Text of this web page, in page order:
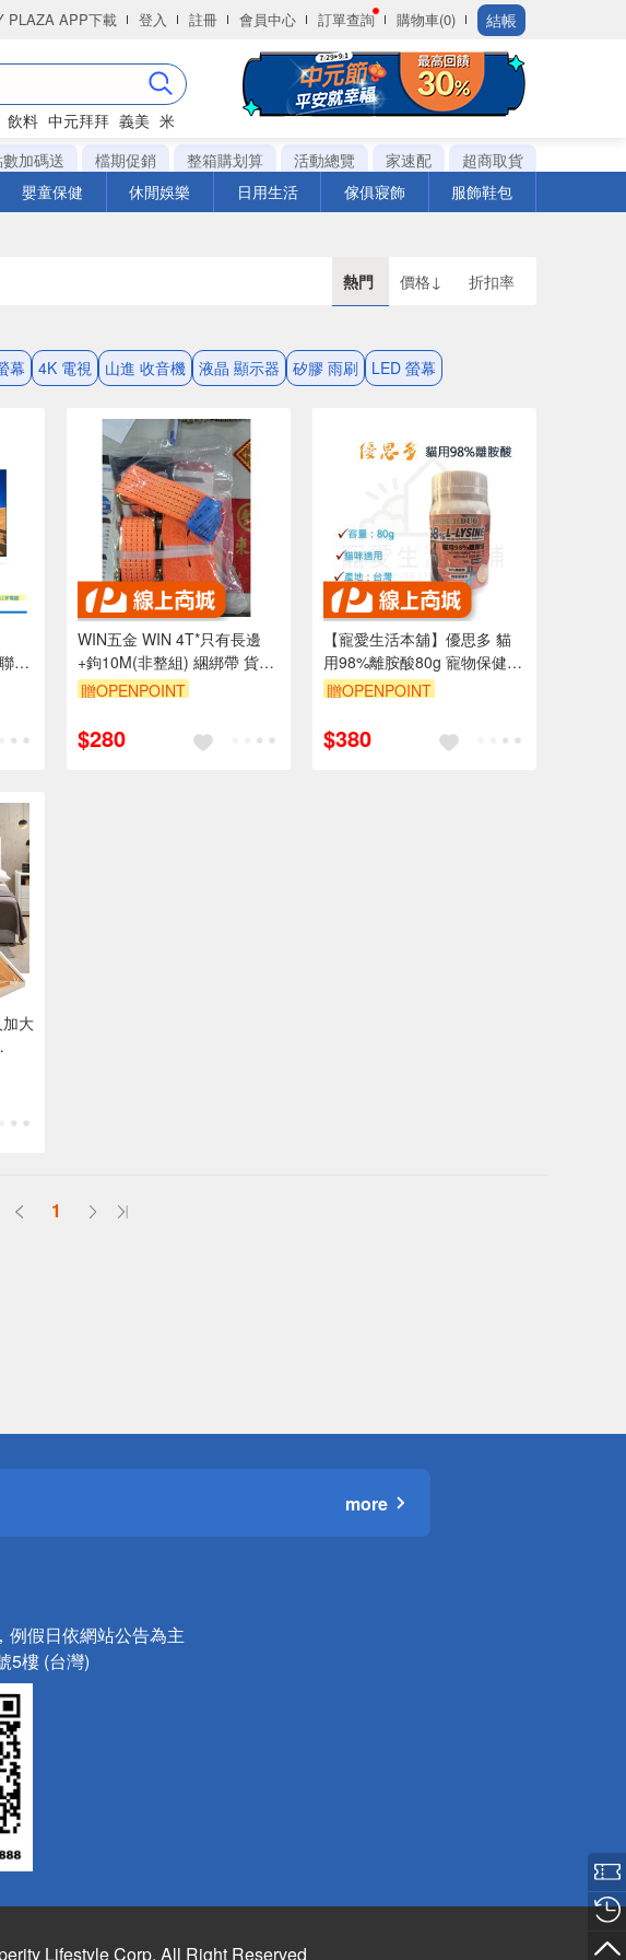
PLAZA APP下載 登入 註冊 會員中心 訂單查詢 購物車(0) 結帳
飲料 中元拜拜 義美 米
加碼送 檔期促銷 整箱購划算 活動總覽 家速配
超商取貨
嬰童保健 休閒娛樂 日用生活 傢俱寢飾 服飾鞋包
熱門 價格↓ 折扣率
幕 4K 電視 山進 收音機 液晶 顯示器 矽膠 雨刷 LED 螢幕
網
WIN五金 WIN 4T*只有長邊
+鉤10M(非整組) 綑綁帶 貨車
捆綁帶 卡車綑綁帶 貨物綑綁
帶 固定貨物 手搖吊車
贈OPENPOINT
$280
【寵愛生活本舖】優思多 貓
用98%離胺酸80g 寵物保健食
品 YOUSIHDUO
贈OPENPOINT
$380
加大
1
more
例假日依網站公告為主
5樓 (台灣)
Lifestyle Corp. All Right Reserved